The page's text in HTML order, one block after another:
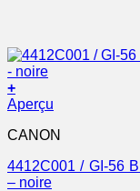
+
Aperçu
CANON
4412C001 / GI-56
– noire